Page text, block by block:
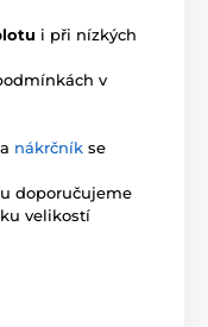
i při nízkých
v
a nákrčník se
doporučujeme
velikostí